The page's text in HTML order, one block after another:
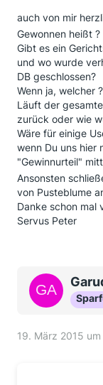
auch von mir
Gewonnen heißt ?
Gibt es ein
und wo wurde
DB geschlossen?
Wenn ja, welcher ?
Läuft der
zurück oder wie
Wäre für einige
wenn Du uns hier
"Gewinnurteil"
Ansonsten
von Pusteblume
Danke schon mal
Servus Peter
19. März 2015